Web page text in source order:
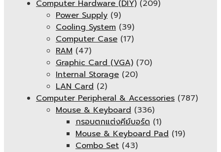
Computer Hardware (DIY) (209)
Power Supply (9)
Cooling System (39)
Computer Case (17)
RAM (47)
Graphic Card (VGA) (70)
Internal Storage (20)
LAN Card (2)
Computer Peripheral & Accessories (787)
Mouse & Keyboard (336)
กรอบตกแต่งคีย์บอร์ด (1)
Mouse & Keyboard Pad (19)
Combo Set (43)